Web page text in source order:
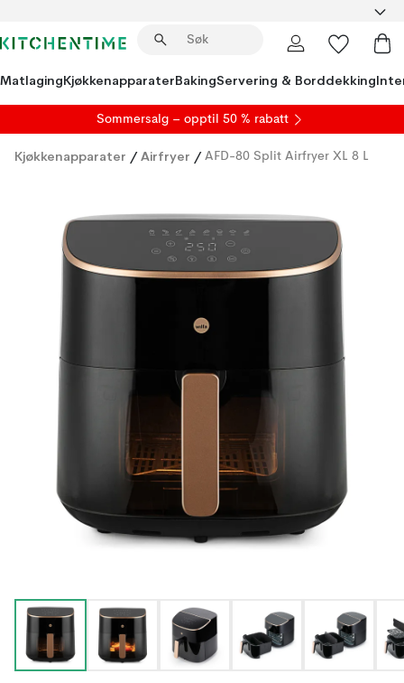
MatlagingKjøkkenapparaterBakingServering & Borddekking
Sommersalg – opptil 50 % rabatt
Kjøkkenapparater / Airfryer / AFD-80 Split Airfryer XL 8 L